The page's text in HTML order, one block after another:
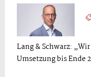
Lang & Schwarz:
Umsetzung bis Ende